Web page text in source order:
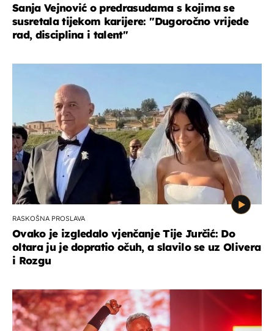
Sanja Vejnović o predrasudama s kojima se
susretala tijekom karijere: ''Dugoročno vrijede
rad, disciplina i talent''
RASKOŠNA PROSLAVA
Ovako je izgledalo vjenčanje Tije Jurčić: Do
oltara ju je dopratio očuh, a slavilo se uz Olivera
i Rozgu